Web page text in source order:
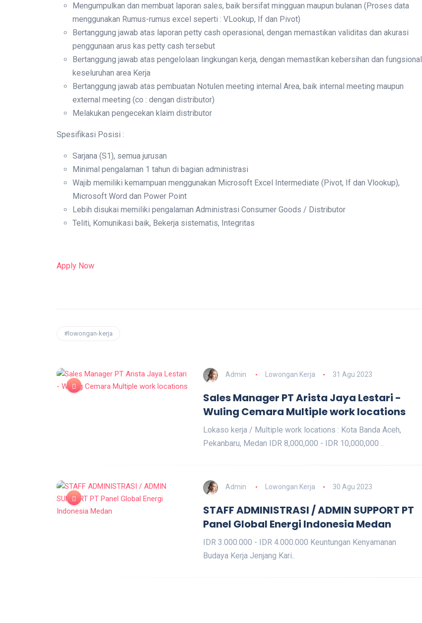
Mengumpulkan dan membuat laporan sales, baik bersifat mingguan maupun bulanan (Proses data
menggunakan Rumus-rumus excel seperti : VLookup, If dan Pivot)
Bertanggung jawab atas laporan petty cash operasional, dengan memastikan validitas dan akurasi
penggunaan arus kas petty cash tersebut
Bertanggung jawab atas pengelolaan lingkungan kerja, dengan memastikan kebersihan dan fungsional
keseluruhan area Kerja
Bertanggung jawab atas pembuatan Notulen meeting internal Area, baik internal meeting maupun
external meeting (co : dengan distributor)
Melakukan pengecekan klaim distributor
Spesifikasi Posisi :
Sarjana (S1), semua jurusan
Minimal pengalaman 1 tahun di bagian administrasi
Wajib memiliki kemampuan menggunakan Microsoft Excel Intermediate (Pivot, If dan Vlookup),
Microsoft Word dan Power Point
Lebih disukai memiliki pengalaman Administrasi Consumer Goods / Distributor
Teliti, Komunikasi baik, Bekerja sistematis, Integritas
Apply Now
#lowongan-kerja
Admin Lowongan Kerja 31 Agu 2023
Sales Manager PT Arista Jaya Lestari -
Wuling Cemara Multiple work locations
Lokaso kerja / Multiple work locations : Kota Banda Aceh,
Pekanbaru, Medan IDR 8,000,000 - IDR 10,000,000 ..
Admin Lowongan Kerja 30 Agu 2023
STAFF ADMINISTRASI / ADMIN SUPPORT PT
Panel Global Energi Indonesia Medan
IDR 3.000.000 - IDR 4.000.000 Keuntungan Kenyamanan
Budaya Kerja Jenjang Kari..